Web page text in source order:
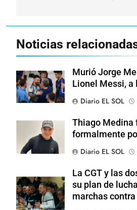
Noticias
Murió Jorge
Lionel Messi, a
Diario EL SOL
Thiago Medina
formalmente
Diario EL SOL
La CGT y las
su plan de
marchas